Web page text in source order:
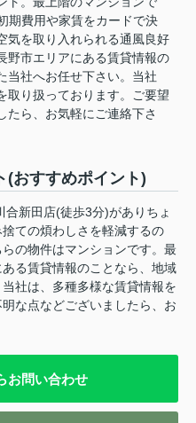
期費用や家賃をカードで決
気を取り入れられる通風良好
野市エリアにある賃貸情報の
当社へお任せ下さい。当社
取り扱っております。ご要望
たら、お気軽にご連絡下さ
(おすすめポイント)
新田店(徒歩3分)がありちょ
ての煩わしさを軽減するの
の物件はマンションです。最
る賃貸情報のことなら、地域
社は、多種多様な賃貸情報を
な点などございましたら、お
お問い合わせ